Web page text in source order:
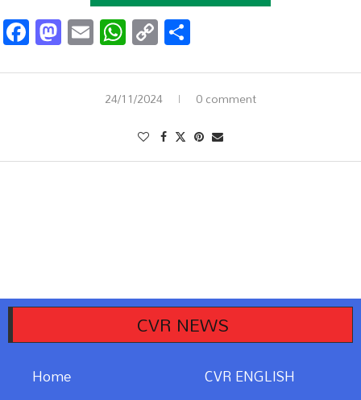
Facebook
Mastodon
EmailWhatsApp
Copy
Link
24/11/2024 0 comment
CVR NEWS
Home
CVR ENGLISH